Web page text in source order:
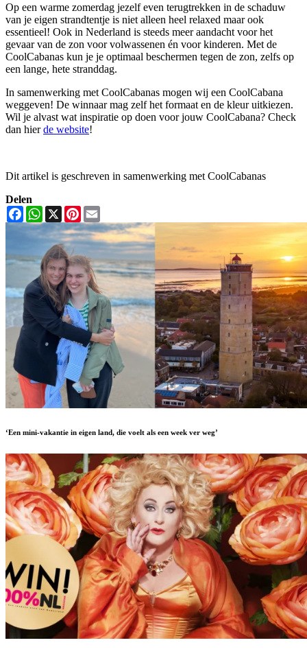
Op een warme zomerdag jezelf even terugtrekken in de schaduw
van je eigen strandtentje is niet alleen heel relaxed maar ook
essentieel! Ook in Nederland is steeds meer aandacht voor het
gevaar van de zon voor volwassenen én voor kinderen. Met de
CoolCabanas kun je je optimaal beschermen tegen de zon, zelfs op
een lange, hete stranddag.
In samenwerking met CoolCabanas mogen wij een CoolCabana
weggeven! De winnaar mag zelf het formaat en de kleur uitkiezen.
Wil je alvast wat inspiratie op doen voor jouw CoolCabana? Check
dan hierde website!
Dit artikel is geschreven in samenwerking met CoolCabanas
Delen
FacebookWhatsApp
X Pinterest
‘Een mini-vakantie in eigen land, die voelt als een week ver weg’